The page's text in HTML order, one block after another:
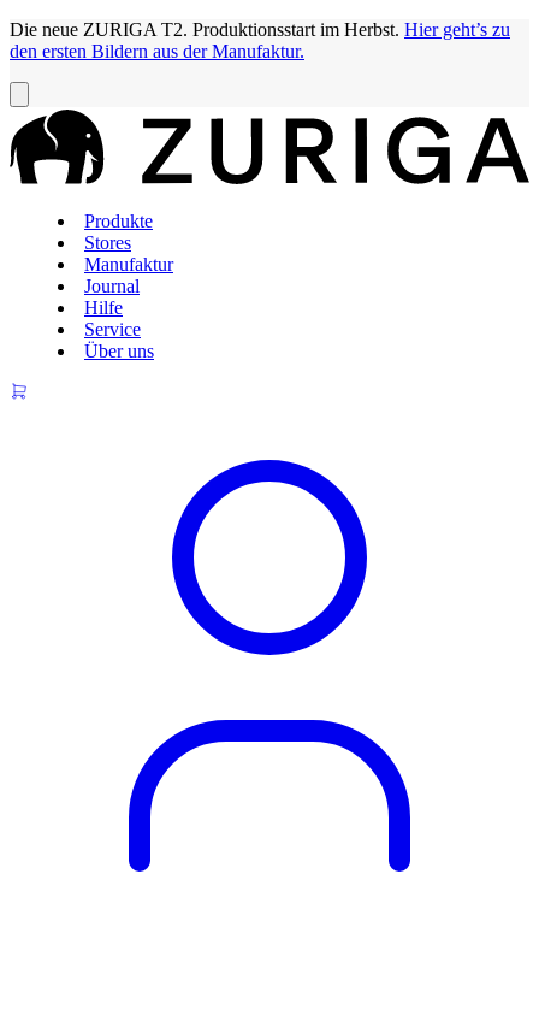
Die neue ZURIGA T2. Produktionsstart im Herbst. Hier geht’s zu
den ersten Bildern aus der Manufaktur.
Produkte
Stores
Manufaktur
Journal
Hilfe
Service
Über uns